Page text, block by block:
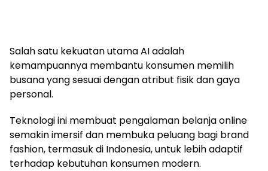
Salah satu kekuatan utama AI adalah
kemampuannya membantu konsumen memilih
busana yang sesuai dengan atribut fisik dan gaya
personal.
Teknologi ini membuat pengalaman belanja online
semakin imersif dan membuka peluang bagi brand
fashion, termasuk di Indonesia, untuk lebih adaptif
terhadap kebutuhan konsumen modern.